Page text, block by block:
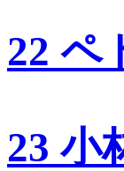
22 ペ
23 小